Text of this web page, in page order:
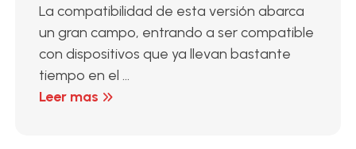
La compatibilidad de esta versión abarca
un gran campo, entrando a ser compatible
con dispositivos que ya llevan bastante
tiempo en el ...
Leer mas